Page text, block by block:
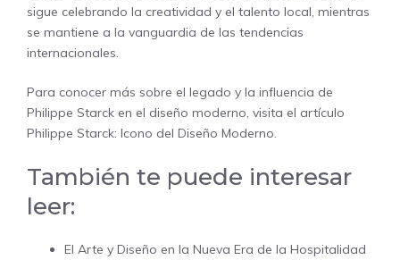
sigue celebrando la creatividad y el talento local, mientras
se mantiene a la vanguardia de las tendencias
internacionales.
Para conocer más sobre el legado y la influencia de
Philippe Starck en el diseño moderno, visita el artículo
Philippe Starck: Icono del Diseño Moderno.
También te puede interesar
leer:
El Arte y Diseño en la Nueva Era de la Hospitalidad